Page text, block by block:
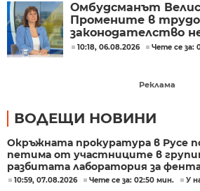
Омбудсманът
Промените в
законодателство
правят през
10:18, 06.08.2026 Чете се за:
Реклама
ВОДЕЩИ НОВИНИ
Окръжната прокуратура в Русе
петима от участниците в
разбитата лаборатория за
10:59, 07.08.2026 Чете се за: 02:50 мин. У